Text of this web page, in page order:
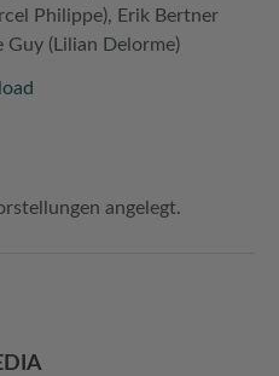
Philippe), Erik Bertner
Guy (Lilian Delorme)
angelegt.